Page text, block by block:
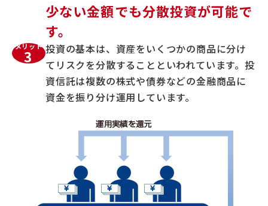
メリット
3
少ない金額でも分散投資が可能で
す。
投資の基本は、資産をいくつかの商品に分け
てリスクを分散することといわれています。投
資信託は複数の株式や債券などの金融商品に
資金を振り分け運用しています。